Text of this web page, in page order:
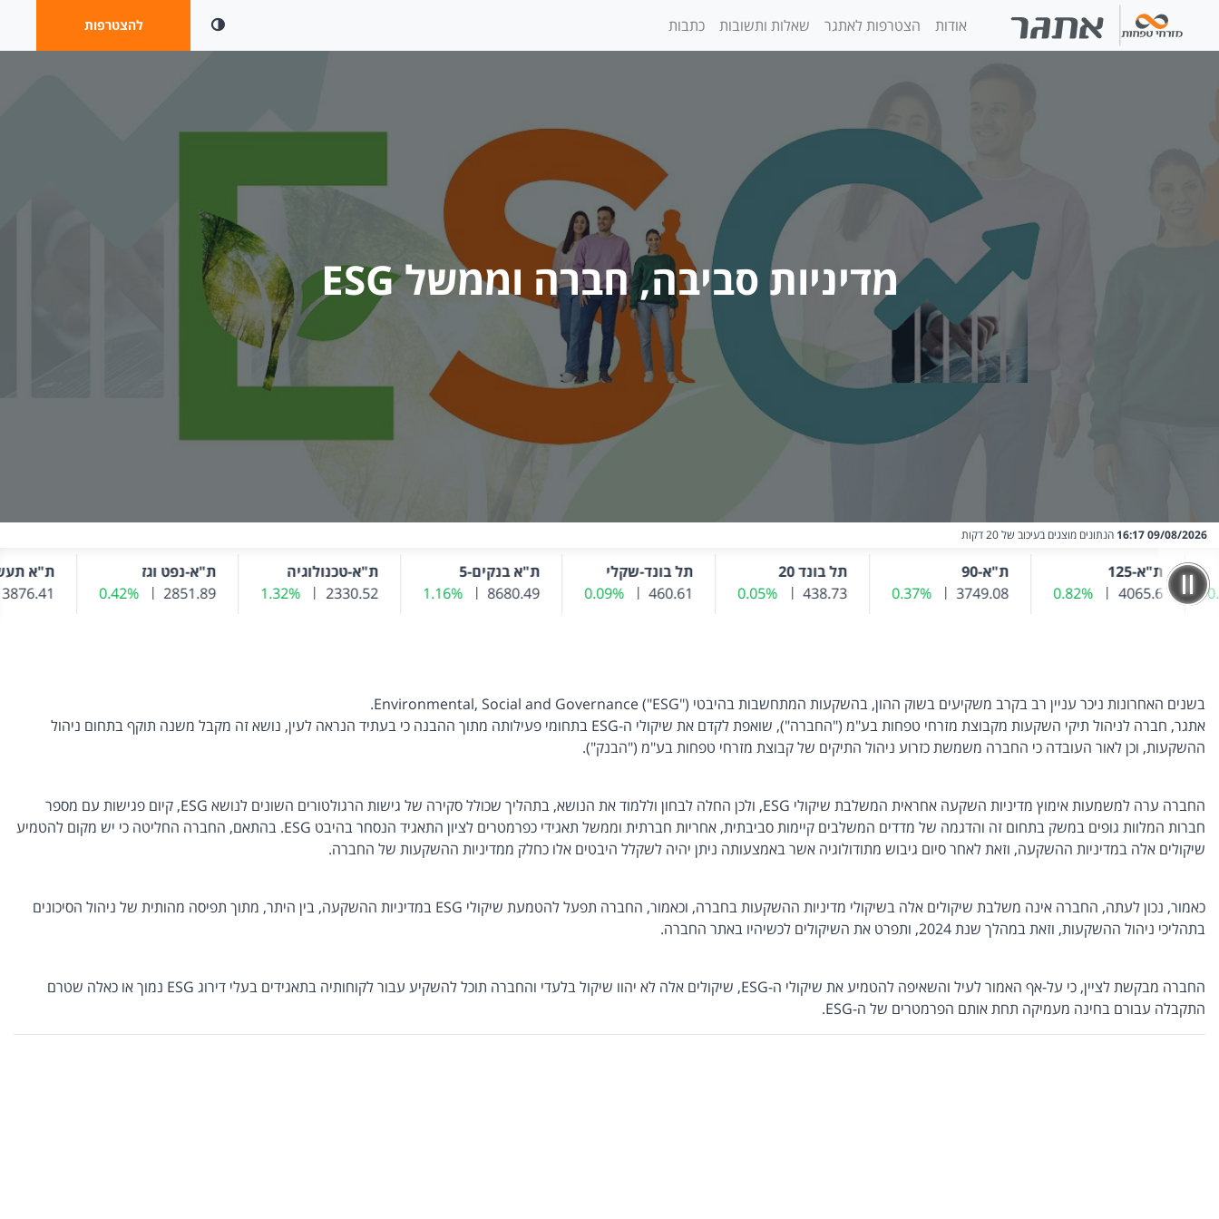
להצטרפות אודות הצטרפות לאתגר שאלות ותשובות כתבות
מדיניות סביבה, חברה וממשל ESG
09/08/2026 16:17 הנתונים מוצגים בעיכוב של 20 דקות
ת"א-125
שער נוכחי
4065.6 שינוי שער אחרון
0.82%
ת"א-90
שער נוכחי
3749.08 שינוי שער אחרון
0.37%
תל בונד 20
שער נוכחי
438.73 שינוי שער אחרון
0.05%
תל בונד-שקלי
שער נוכחי
460.61 שינוי שער אחרון
0.09%
ת"א בנקים-5
שער נוכחי
8680.49 שינוי שער אחרון
1.16%
ת"א-טכנולוגיה
שער נוכחי
2330.52 שינוי שער אחרון
1.32%
ת"א-נפט וגז
שער נוכחי
2851.89 שינוי שער אחרון
0.42%
ת"א תעשייה
שער נוכחי
3876.41
בשנים האחרונות ניכר עניין רב בקרב משקיעים בשוק ההון, בהשקעות המתחשבות בהיבטי Environmental, Social and Governance ("ESG").
אתגר, חברה לניהול תיקי השקעות מקבוצת מזרחי טפחות בע"מ ("החברה"), שואפת לקדם את שיקולי ה-ESG בתחומי פעילותה מתוך ההבנה כי בעתיד הנראה לעין, נושא זה מקבל משנה תוקף בתחום ניהול
ההשקעות, וכן לאור העובדה כי החברה משמשת כזרוע ניהול התיקים של קבוצת מזרחי טפחות בע"מ ("הבנק").
החברה ערה למשמעות אימוץ מדיניות השקעה אחראית המשלבת שיקולי ESG, ולכן החלה לבחון וללמוד את הנושא, בתהליך שכולל סקירה של גישות הרגולטורים השונים לנושא ESG, קיום פגישות עם מספר
חברות המלוות גופים במשק בתחום זה והדגמה של מדדים המשלבים קיימות סביבתית, אחריות חברתית וממשל תאגידי כפרמטרים לציון התאגיד הנסחר בהיבט ESG. בהתאם, החברה החליטה כי יש מקום להטמיע
שיקולים אלה במדיניות ההשקעה, וזאת לאחר סיום גיבוש מתודולוגיה אשר באמצעותה ניתן יהיה לשקלל היבטים אלו כחלק ממדיניות ההשקעות של החברה.
כאמור, נכון לעתה, החברה אינה משלבת שיקולים אלה בשיקולי מדיניות ההשקעות בחברה, וכאמור, החברה תפעל להטמעת שיקולי ESG במדיניות ההשקעה, בין היתר, מתוך תפיסה מהותית של ניהול הסיכונים
בתהליכי ניהול ההשקעות, וזאת במהלך שנת 2024, ותפרט את השיקולים לכשיהיו באתר החברה.
החברה מבקשת לציין, כי על-אף האמור לעיל והשאיפה להטמיע את שיקולי ה-ESG, שיקולים אלה לא יהוו שיקול בלעדי והחברה תוכל להשקיע עבור לקוחותיה בתאגידים בעלי דירוג ESG נמוך או כאלה שטרם
התקבלה עבורם בחינה מעמיקה תחת אותם הפרמטרים של ה-ESG.